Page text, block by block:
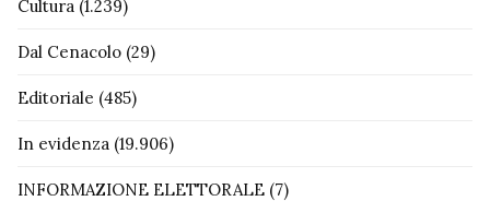
Cultura (1.239)
Dal Cenacolo (29)
Editoriale (485)
In evidenza (19.906)
INFORMAZIONE ELETTORALE (7)